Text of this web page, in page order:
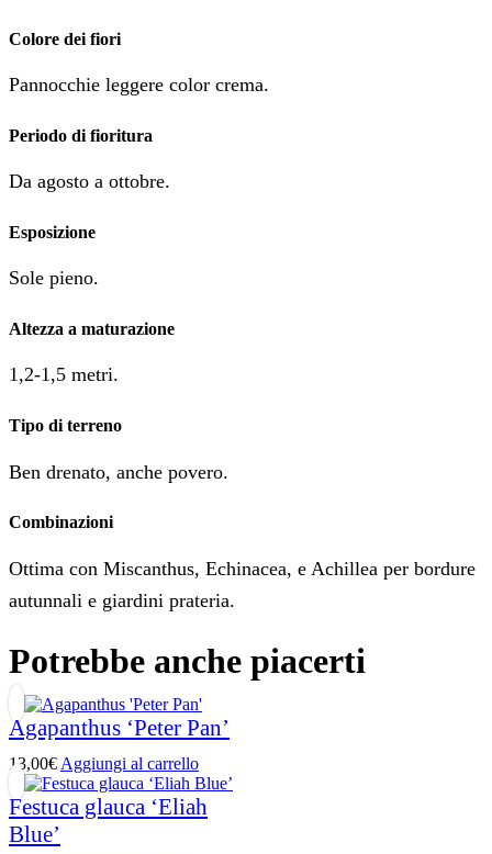
Colore dei fiori
Pannocchie leggere color crema.
Periodo di fioritura
Da agosto a ottobre.
Esposizione
Sole pieno.
Altezza a maturazione
1,2-1,5 metri.
Tipo di terreno
Ben drenato, anche povero.
Combinazioni
Ottima con Miscanthus, Echinacea, e Achillea per bordure
autunnali e giardini prateria.
Potrebbe anche piacerti
Agapanthus ‘Peter Pan’
13,00€ Aggiungi al carrello
Festuca glauca ‘Eliah
Blue’